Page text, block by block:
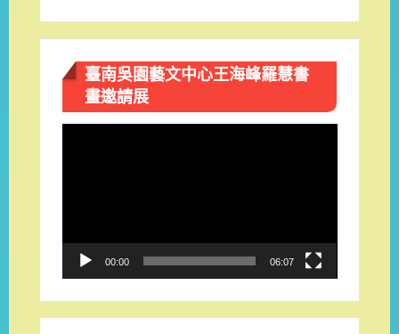
臺南吳園藝文中心王海峰羅慧書
畫邀請展
00:00 06:07